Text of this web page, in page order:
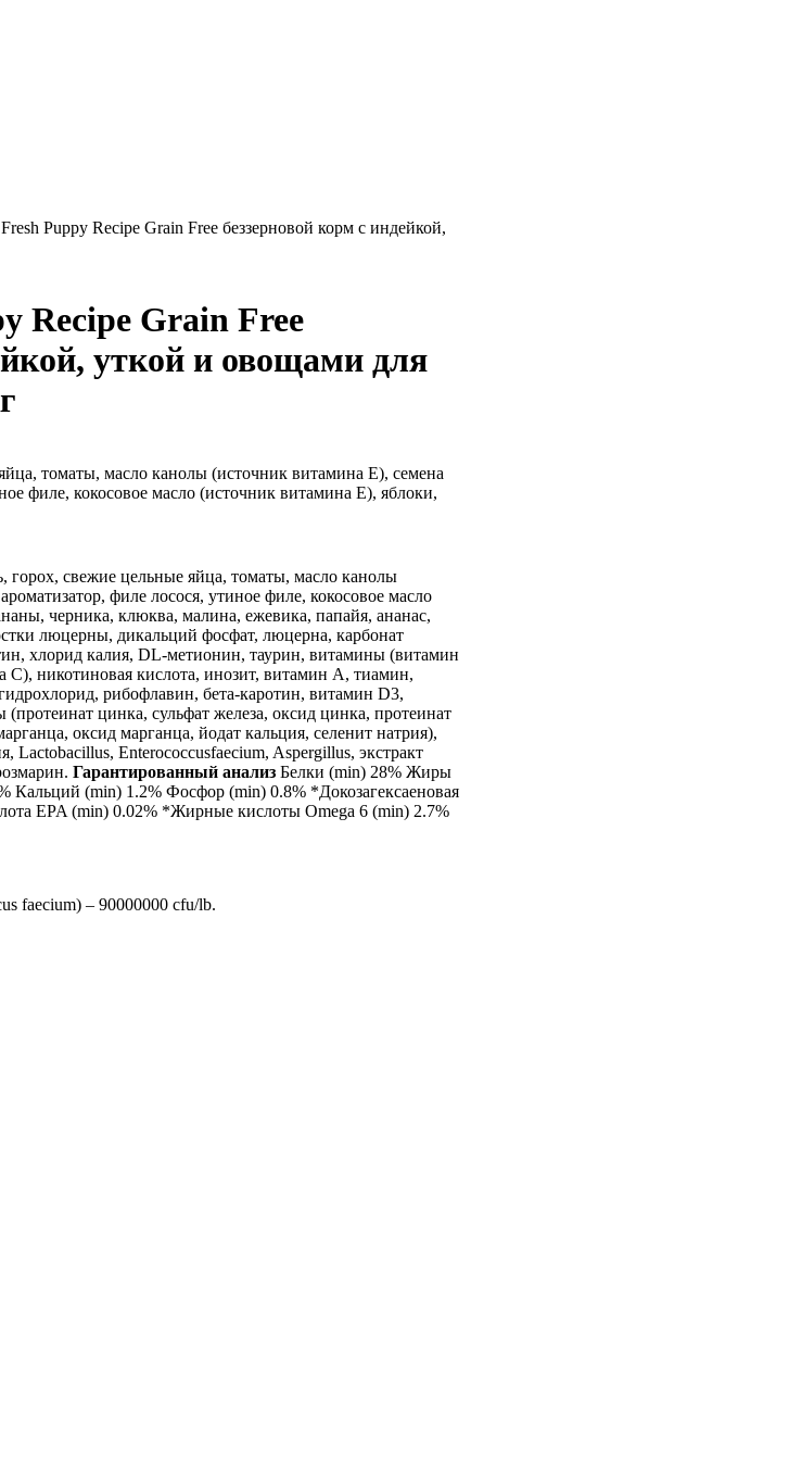
Puppy Recipe Grain Free беззерновой корм с индейкой,
Recipe Grain Free
уткой и овощами для
томаты, масло канолы (источник витамина Е), семена
филе, кокосовое масло (источник витамина Е), яблоки,
горох, свежие цельные яйца, томаты, масло канолы
филе лосося, утиное филе, кокосовое масло
черника, клюква, малина, ежевика, папайя, ананас,
люцерны, дикальций фосфат, люцерна, карбонат
хлорид калия, DL-метионин, таурин, витамины (витамин
никотиновая кислота, инозит, витамин А, тиамин,
рибофлавин, бета-каротин, витамин D3,
цинка, сульфат железа, оксид цинка, протеинат
оксид марганца, йодат кальция, селенит натрия),
Enterococcusfaecium, Aspergillus, экстракт
Гарантированный анализ Белки (min) 28% Жиры
Кальций (min) 1.2% Фосфор (min) 0.8% *Докозагексаеновая
EPA (min) 0.02% *Жирные кислоты Omega 6 (min) 2.7%
faecium) – 90000000 cfu/lb.